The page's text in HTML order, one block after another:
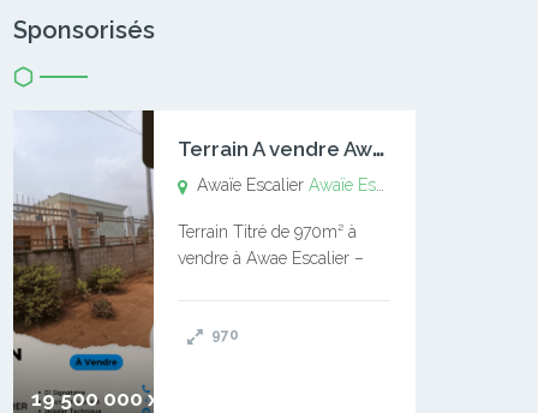
Sponsorisés
19 500 000 xaf
T
errain A vendre Awaïe Escalier
Awaïe EscalierAwaïe Escalier
Terrain Titré de 970m² à
vendre à Awae Escalier –
l’Université Catholique –
970